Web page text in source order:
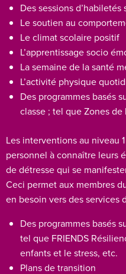
Des sessions d’habiletés
Le soutien au
Le climat scolaire positif
L’apprentissage socio
La semaine de la santé
L’activité physique
Des programmes basés
classe ; tel que Zones de
Les interventions au niveau
personnel à connaître leurs
de détresse qui se
Ceci permet aux membres
en besoin vers des services
Des programmes basés
tel que FRIENDS
enfants et le stress, etc.
Plans de transition